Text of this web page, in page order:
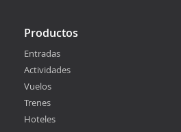
Productos
Entradas
Actividades
Vuelos
Trenes
Hoteles